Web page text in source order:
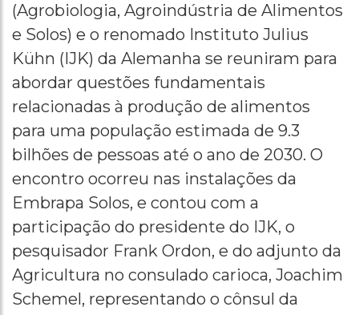
(Agrobiologia, Agroindústria de Alimentos
e Solos) e o renomado Instituto Julius
Kühn (IJK) da Alemanha se reuniram para
abordar questões fundamentais
relacionadas à produção de alimentos
para uma população estimada de 9.3
bilhões de pessoas até o ano de 2030. O
encontro ocorreu nas instalações da
Embrapa Solos, e contou com a
participação do presidente do IJK, o
pesquisador Frank Ordon, e do adjunto da
Agricultura no consulado carioca, Joachim
Schemel, representando o cônsul da